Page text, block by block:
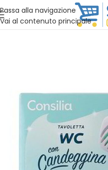
Passa alla navigazione
Vai al contenuto principale
Vuoi assistenza?Clicca